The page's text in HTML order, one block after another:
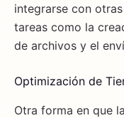
integrarse con
tareas como la
de archivos y el
Optimización de
Otra forma en que